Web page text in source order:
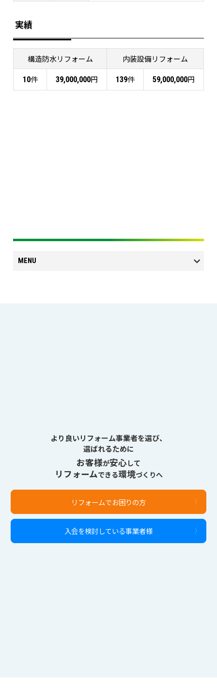
MENU
実績
構造防水リフォーム 内装設備リフォーム
10件 39,000,000円 139件 59,000,000円
より良いリフォーム事業者を選び、
選ばれるために
お客様が安心して
リフォームできる環境づくりへ
リフォームでお困りの方
入会を検討している事業者様